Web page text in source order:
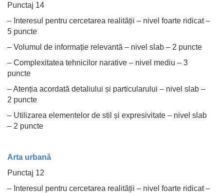
Punctaj 14
– Interesul pentru cercetarea realității – nivel foarte ridicat –
5 puncte
– Volumul de informație relevantă – nivel slab – 2 puncte
– Complexitatea tehnicilor narative – nivel mediu – 3
puncte
– Atenția acordată detaliului și particularului – nivel slab –
2 puncte
– Utilizarea elementelor de stil și expresivitate – nivel slab
– 2 puncte
Arta urbană
Punctaj 12
– Interesul pentru cercetarea realității – nivel foarte ridicat –